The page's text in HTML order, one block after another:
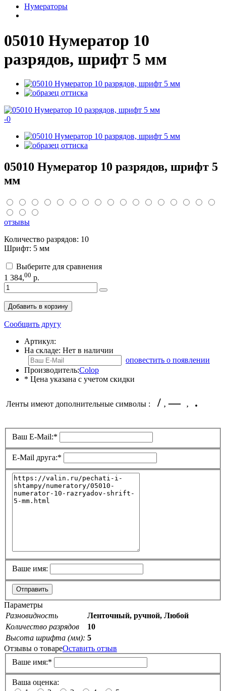
Нумераторы
05010 Нумератор 10
разрядов, шрифт 5 мм
-0
05010 Нумератор 10 разрядов, шрифт 5
мм
отзывы
Количество разрядов: 10
Шрифт: 5 мм
Выберите для сравнения
1 384,00 р.
Добавить в корзину
Сообщить другу
Артикул:
На складе: Нет в наличии
оповестить о появлении
Производитель:Colop
* Цена указана с учетом скидки
Ленты имеют дополнительные символы : / ,— , .
Ваш E-Mail:*
E-Mail друга:*
Ваше имя:
Отправить
Параметры
Разновидность
Ленточный, ручной, Любой
Количество разрядов
10
Высота шрифта (мм): 5
Отзывы о товареОставить отзыв
Ваше имя:*
Ваша оценка: